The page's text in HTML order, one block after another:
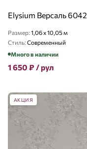
Elysium Версаль
Размер: 1,06 x 10,05 м
Стиль: Современный
Много в наличии
1 650 ₽ / рул
АКЦИЯ